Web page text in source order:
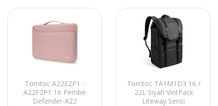
Tomtoc A22E2P1 -
A22F2P1 16 Pembe
Defender-A22
Tomtoc TA1M1D3 16 /
22L Siyah VintPack
Liteway Serisi